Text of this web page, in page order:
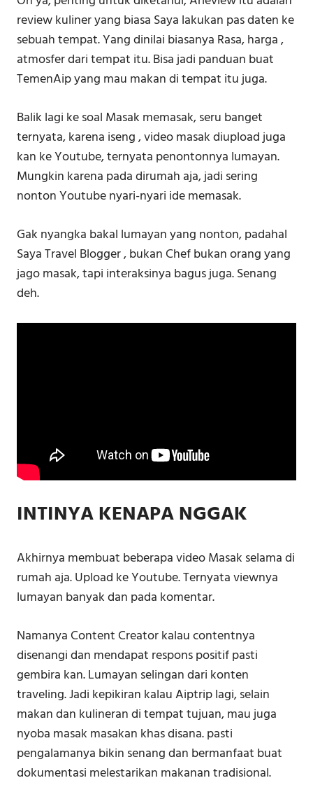
review kuliner yang biasa Saya lakukan pas daten ke
sebuah tempat. Yang dinilai biasanya Rasa, harga ,
atmosfer dari tempat itu. Bisa jadi panduan buat
TemenAip yang mau makan di tempat itu juga.
Balik lagi ke soal Masak memasak, seru banget
ternyata, karena iseng , video masak diupload juga
kan ke Youtube, ternyata penontonnya lumayan.
Mungkin karena pada dirumah aja, jadi sering
nonton Youtube nyari-nyari ide memasak.
Gak nyangka bakal lumayan yang nonton, padahal
Saya Travel Blogger , bukan Chef bukan orang yang
jago masak, tapi interaksinya bagus juga. Senang
deh.
INTINYA KENAPA NGGAK
Akhirnya membuat beberapa video Masak selama di
rumah aja. Upload ke Youtube. Ternyata viewnya
lumayan banyak dan pada komentar.
Namanya Content Creator kalau contentnya
disenangi dan mendapat respons positif pasti
gembira kan. Lumayan selingan dari konten
traveling. Jadi kepikiran kalau Aiptrip lagi, selain
makan dan kulineran di tempat tujuan, mau juga
nyoba masak masakan khas disana. pasti
pengalamanya bikin senang dan bermanfaat buat
dokumentasi melestarikan makanan tradisional.